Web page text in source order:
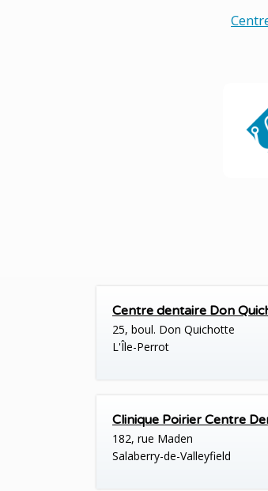
Centre dentaire Don
25, boul. Don Quichotte
L'Île-Perrot
Clinique Poirier Centre
182, rue Maden
Salaberry-de-Valleyfield